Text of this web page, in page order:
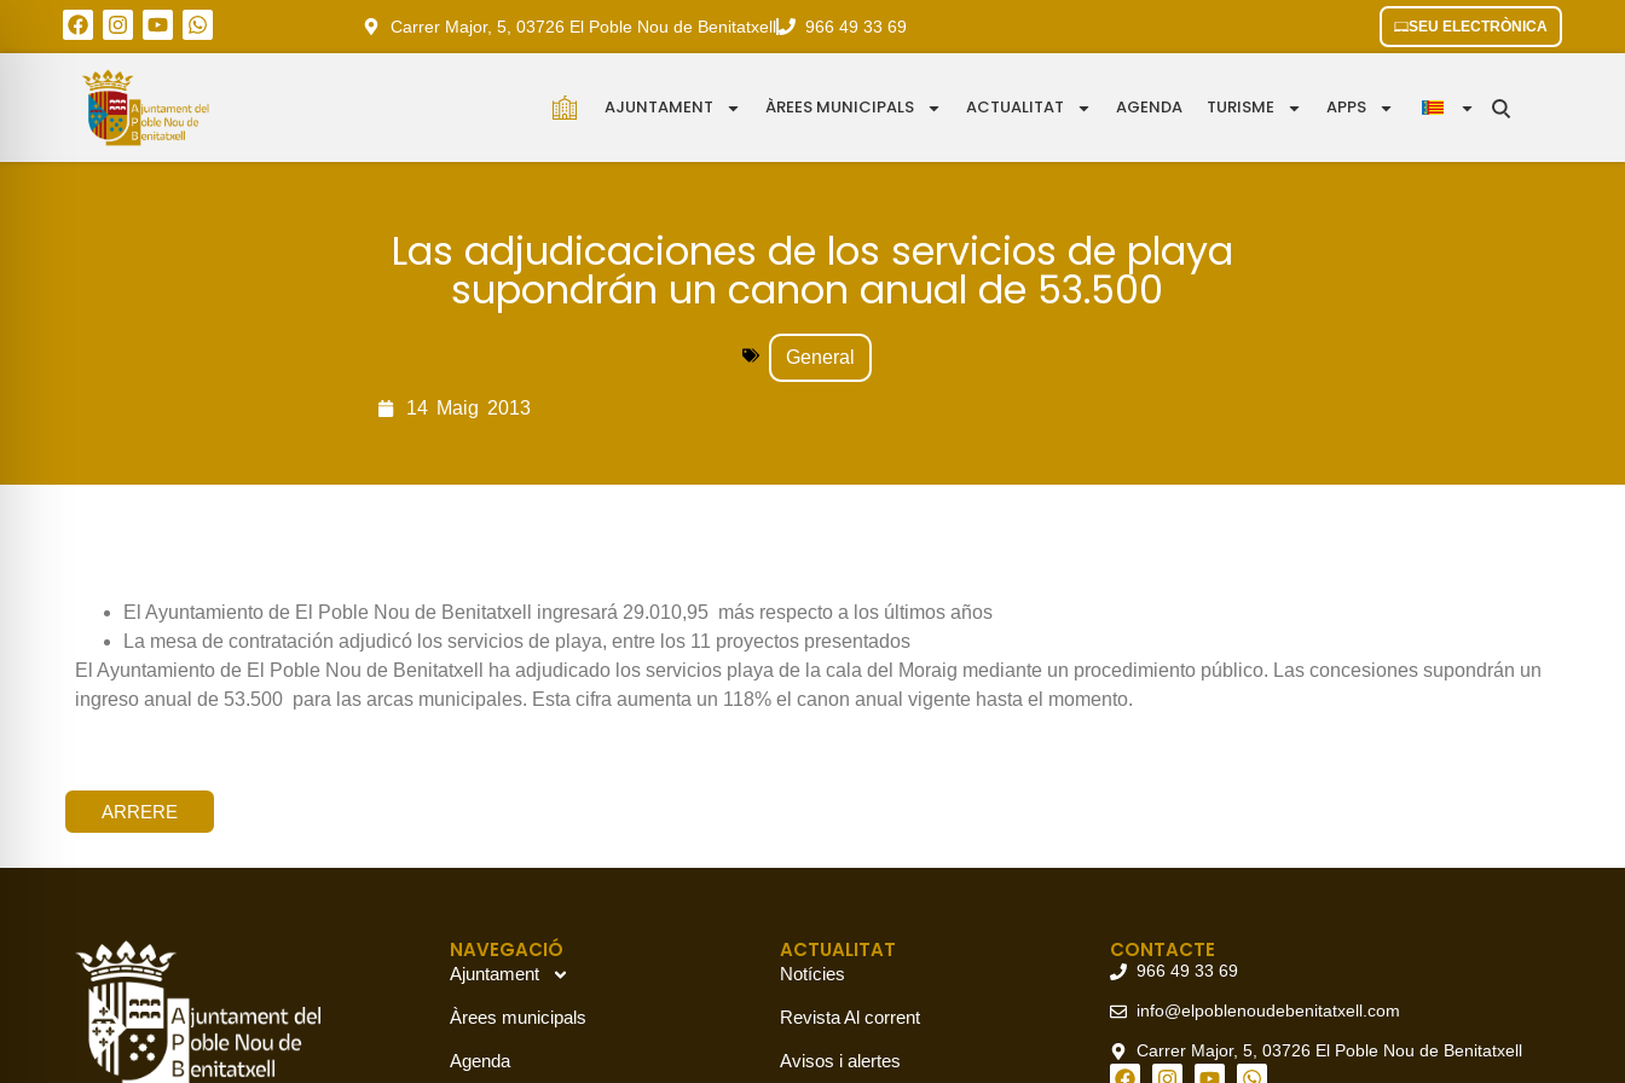
Carrer Major, 5, 03726 El Poble Nou de Benitatxell 966 49 33 69 SEU ELECTRÒNICA
AJUNTAMENT ÀREES MUNICIPALS ACTUALITAT AGENDA TURISME APPS
Las adjudicaciones de los servicios de playa
supondrán un canon anual de 53.500 
General
14 Maig 2013
El Ayuntamiento de El Poble Nou de Benitatxell ingresará 29.010,95  más respecto a los últimos años
La mesa de contratación adjudicó los servicios de playa, entre los 11 proyectos presentados
El Ayuntamiento de El Poble Nou de Benitatxell ha adjudicado los servicios playa de la cala del Moraig mediante un procedimiento público. Las concesiones supondrán un
ingreso anual de 53.500  para las arcas municipales. Esta cifra aumenta un 118% el canon anual vigente hasta el momento.
ARRERE
NAVEGACIÓ
Ajuntament
Àrees municipals
Agenda
ACTUALITAT
Notícies
Revista Al corrent
Avisos i alertes
CONTACTE
966 49 33 69
info@elpoblenoudebenitatxell.com
Carrer Major, 5, 03726 El Poble Nou de Benitatxell